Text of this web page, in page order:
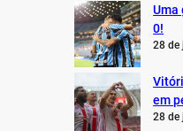
Uma
0!
28 de
em
28 de